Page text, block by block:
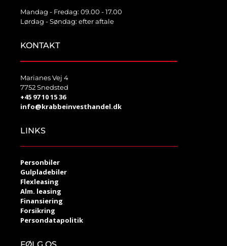
Mandag - Fredag: 09.00 - 17.00
Lørdag - Søndag: efter aftale
KONTAKT
Marianes Vej 4
7752 Snedsted
+45 97 10 15 36
info@krabbeinvesthandel.dk
LINKS
Personbiler
Gulpladebiler
Flexleasing
Alm. leasing
Finansiering
Forsikring
Persondatapolitik